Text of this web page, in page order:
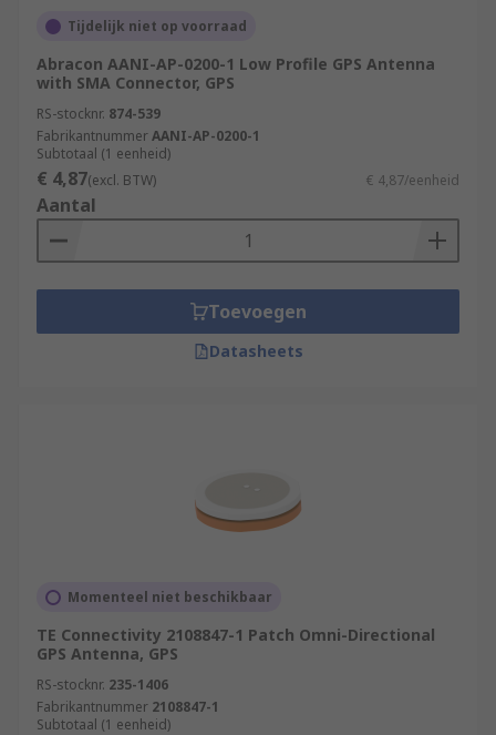
Tijdelijk niet op voorraad
Abracon AANI-AP-0200-1 Low Profile GPS Antenna
with SMA Connector, GPS
RS-stocknr. 874-539
FabrikantnummerAANI-AP-0200-1
Subtotaal (1 eenheid)
€ 4,87(excl. BTW) € 4,87/eenheid
Aantal
Toevoegen
Datasheets
Momenteel niet beschikbaar
TE Connectivity 2108847-1 Patch Omni-Directional
GPS Antenna, GPS
RS-stocknr. 235-1406
Fabrikantnummer 2108847-1
Subtotaal (1 eenheid)